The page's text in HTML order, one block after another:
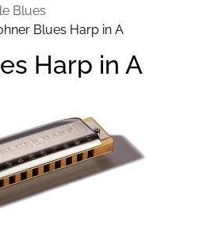
Blues
Blues Harp in A
Harp in A